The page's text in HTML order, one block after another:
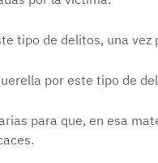
tipo de delitos, una
por este tipo de
para que, en esa